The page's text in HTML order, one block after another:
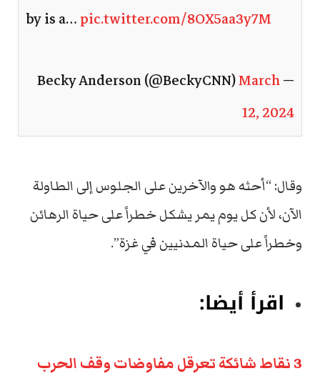
by is a…pic.twitter.com/8OX5aa3y7M
— Becky Anderson (@BeckyCNN)
March
12, 2024
وقال: “أحثه هو والآخرين على الجلوس إلى الطاولة
الآن، لأن كل يوم يمر يشكل خطراً على حياة الرهائن
وخطراً على حياة المدنيين في غزة”.
اقرأ أيضا:
3 نقاط شائكة تعرقل مفاوضات وقف الحرب